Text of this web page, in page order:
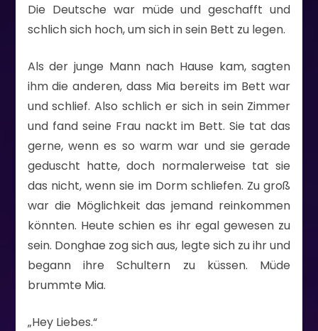
Die Deutsche war müde und geschafft und
schlich sich hoch, um sich in sein Bett zu legen.
Als der junge Mann nach Hause kam, sagten
ihm die anderen, dass Mia bereits im Bett war
und schlief. Also schlich er sich in sein Zimmer
und fand seine Frau nackt im Bett. Sie tat das
gerne, wenn es so warm war und sie gerade
geduscht hatte, doch normalerweise tat sie
das nicht, wenn sie im Dorm schliefen. Zu groß
war die Möglichkeit das jemand reinkommen
könnten. Heute schien es ihr egal gewesen zu
sein. Donghae zog sich aus, legte sich zu ihr und
begann ihre Schultern zu küssen. Müde
brummte Mia.
„Hey Liebes.“